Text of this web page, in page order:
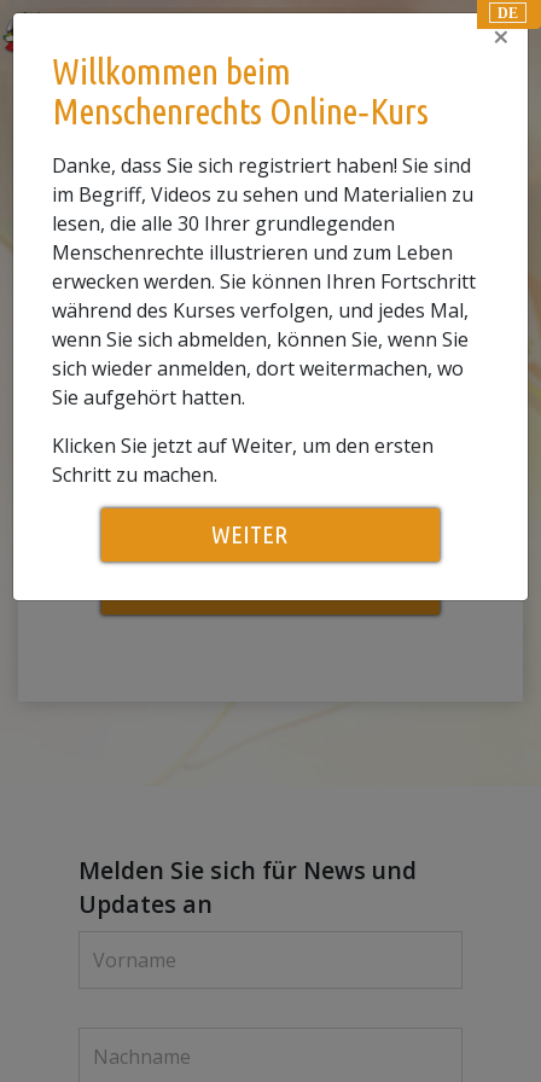
DE
ONLINE-KURS
×
Willkommen beim
Menschenrechts Online‑Kurs
Danke, dass Sie sich registriert haben! Sie sind
im Begriff, Videos zu sehen und Materialien zu
lesen, die alle 30 Ihrer grundlegenden
Menschenrechte illustrieren und zum Leben
erwecken werden. Sie können Ihren Fortschritt
während des Kurses verfolgen, und jedes Mal,
wenn Sie sich abmelden, können Sie, wenn Sie
sich wieder anmelden, dort weitermachen, wo
Sie aufgehört hatten.
Klicken Sie jetzt auf Weiter, um den ersten
Schritt zu machen.
WEITER
0.1VIDEO ANSEHEN
Die Geschichte der Menschenrechte
Play
Video
This
modal
window.
The media could not be loaded, either
because the server or network failed
or because the format is not
Melden Sie sich für News und
Updates an